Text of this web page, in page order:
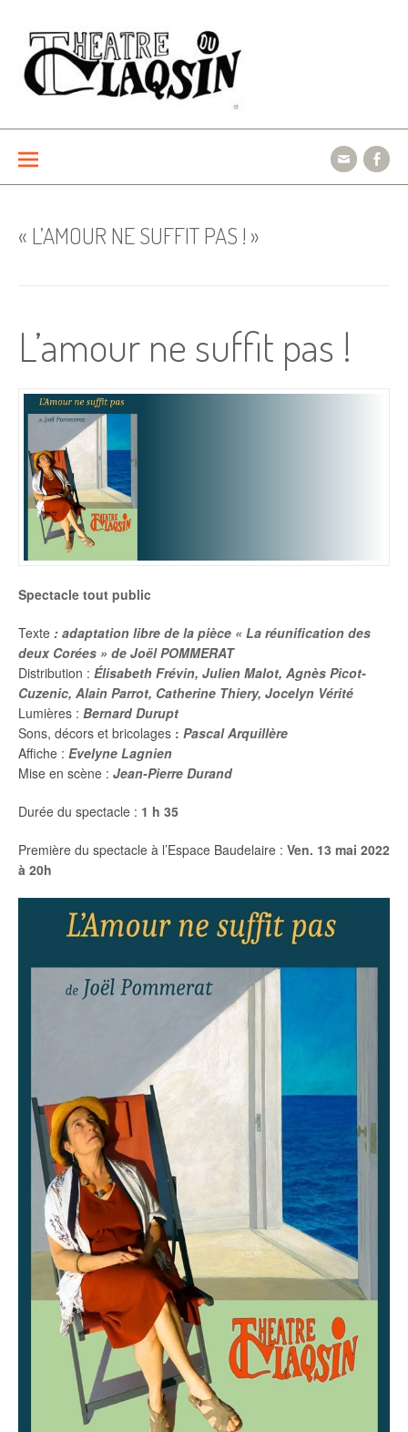
contenu
« L’AMOUR NE SUFFIT PAS ! »
L’amour ne suffit pas !
Spectacle tout public
Texte : adaptation libre de la pièce « La réunification des
deux Corées » de Joël POMMERAT
Distribution : Élisabeth Frévin, Julien Malot, Agnès Picot-
Cuzenic, Alain Parrot, Catherine Thiery, Jocelyn Vérité
Lumières : Bernard Durupt
Sons, décors et bricolages : Pascal Arquillère
Affiche : Evelyne Lagnien
Mise en scène : Jean-Pierre Durand
Durée du spectacle : 1 h 35
Première du spectacle à l’Espace Baudelaire : Ven. 13 mai 2022
à 20h